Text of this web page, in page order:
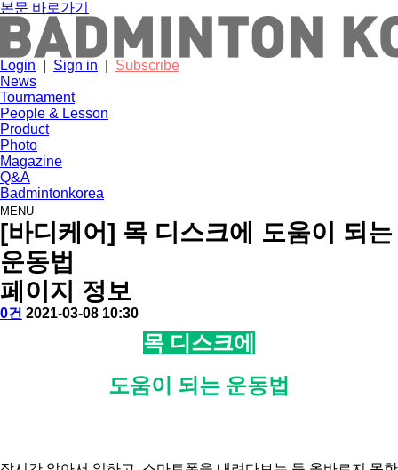
본문 바로가기
Login Sign in
Subscribe
News
Tournament
People & Lesson
Product
Photo
Magazine
Q&A
Badmintonkorea
MENU
people
[바디케어] 목 디스크에 도움이 되는
운동법
페이지 정보
작
배
댓
0건 작
2021-03-08 10:30
목 디스크에
도움이 되는 운동법